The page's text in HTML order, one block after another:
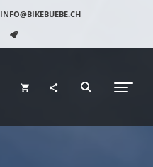
INFO@BIKEBUEBE.CH